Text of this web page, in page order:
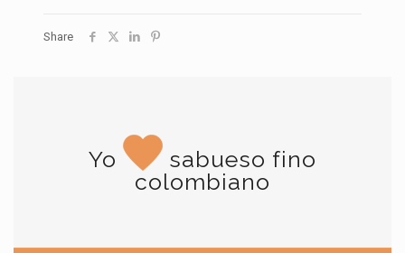
Share
Yo
sabueso fino
colombiano